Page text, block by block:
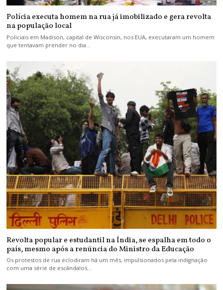
Polícia executa homem na rua já imobilizado e gera revolta
na população local
Policiais em Madison, capital de Wisconsin, nos EUA, executaram um homem
que tentavam prender no dia…
Revolta popular e estudantil na Índia, se espalha em todo o
país, mesmo após a renúncia do Ministro da Educação
Os protestos de rua eclodiram há um mês, impulsionados pela indignação
com uma série de escândalos…